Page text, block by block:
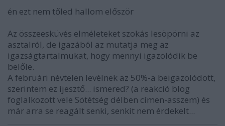
én ezt nem tőled hallom először
Az összeesküvés elméleteket szokás lesöpörni az
asztalról, de igazából az mutatja meg az
igazságtartalmukat, hogy mennyi igazolódik be
belőle.
A februári névtelen levélnek az 50%-a beigazolódott,
szerintem ez ijesztő... ismered? (a reakció blog
foglalkozott vele Sötétség délben címen-asszem) és
már arra se reagált senki, senkit nem érdekelt...